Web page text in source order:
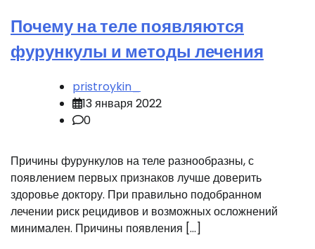
Почему на теле появляются
фурункулы и методы лечения
pristroykin_
13 января 2022
0
Причины фурункулов на теле разнообразны, с
появлением первых признаков лучше доверить
здоровье доктору. При правильно подобранном
лечении риск рецидивов и возможных осложнений
минимален. Причины появления […]